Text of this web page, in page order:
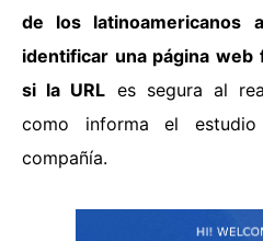
de los latinoamericanos
identificar una página web
si la URL es segura al
como informa el estudio
compañía.